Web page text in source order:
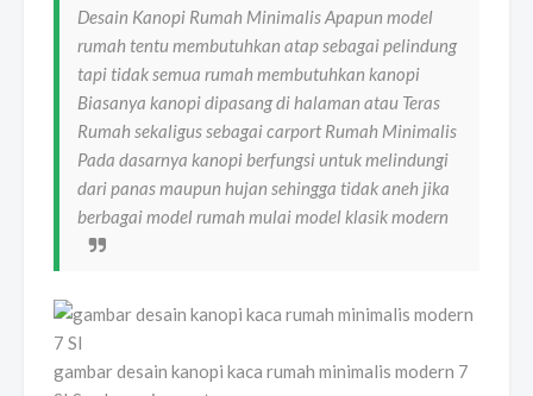
Desain Kanopi Rumah Minimalis Apapun model
rumah tentu membutuhkan atap sebagai pelindung
tapi tidak semua rumah membutuhkan kanopi
Biasanya kanopi dipasang di halaman atau Teras
Rumah sekaligus sebagai carport Rumah Minimalis
Pada dasarnya kanopi berfungsi untuk melindungi
dari panas maupun hujan sehingga tidak aneh jika
berbagai model rumah mulai model klasik modern
gambar desain kanopi kaca rumah minimalis modern 7